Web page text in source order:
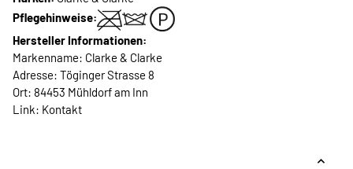
Pflegehinweise:
Hersteller Informationen:
Markenname: Clarke & Clarke
Adresse: Töginger Strasse 8
Ort: 84453 Mühldorf am Inn
Link: Kontakt